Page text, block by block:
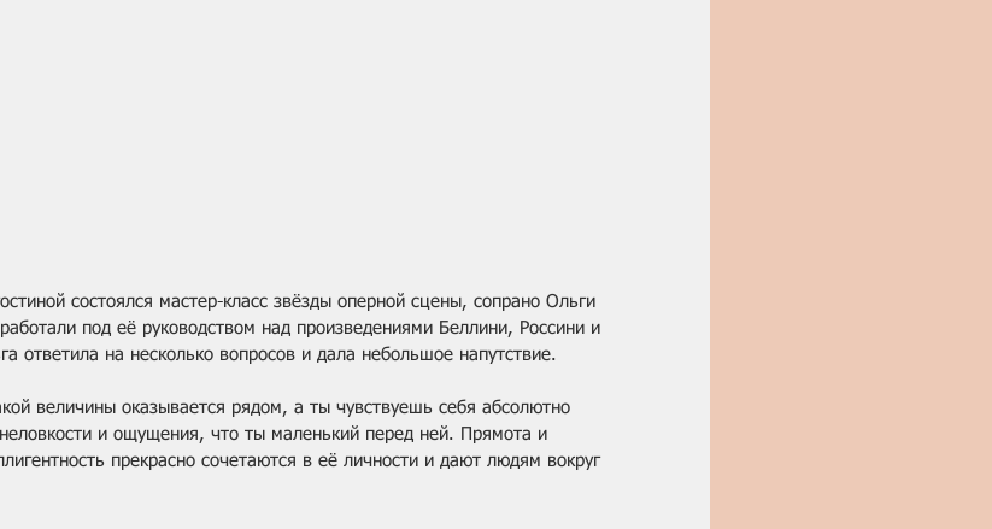
состоялся мастер-класс звёзды оперной сцены, сопрано Ольги
под её руководством над произведениями Беллини, Россини и
ответила на несколько вопросов и дала небольшое напутствие.
величины оказывается рядом, а ты чувствуешь себя абсолютно
и ощущения, что ты маленький перед ней. Прямота и
прекрасно сочетаются в её личности и дают людям вокруг